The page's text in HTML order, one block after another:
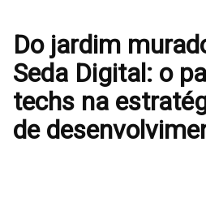
Do jardim
Seda Digital: o
techs na
de